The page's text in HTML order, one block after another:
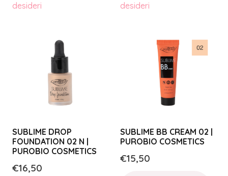
desideri
desideri
SUBLIME DROP
FOUNDATION 02 N |
PUROBIO COSMETICS
€16,50
SUBLIME BB CREAM 02 |
PUROBIO COSMETICS
€15,50